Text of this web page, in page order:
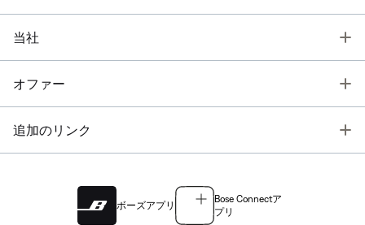
当社
オファー
追加のリンク
ボーズアプリ
Bose Connectア
プリ